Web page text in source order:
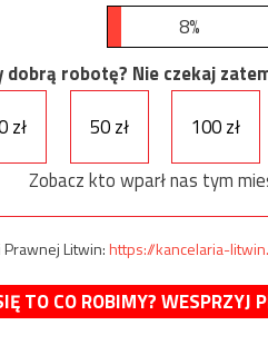
8%
dobrą robotę? Nie czekaj
zł
50 zł 100 zł
Zobacz kto wparł nas tym
Litwin:https://kancelaria-
TO CO ROBIMY? WESPRZYJ